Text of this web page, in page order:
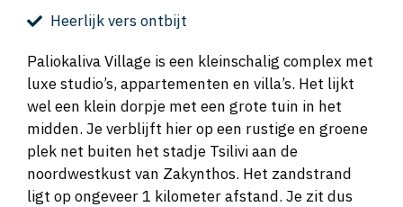
Heerlijk vers ontbijt
Paliokaliva Village is een kleinschalig complex met
luxe studio’s, appartementen en villa’s. Het lijkt
wel een klein dorpje met een grote tuin in het
midden. Je verblijft hier op een rustige en groene
plek net buiten het stadje Tsilivi aan de
noordwestkust van Zakynthos. Het zandstrand
ligt op ongeveer 1 kilometer afstand. Je zit dus